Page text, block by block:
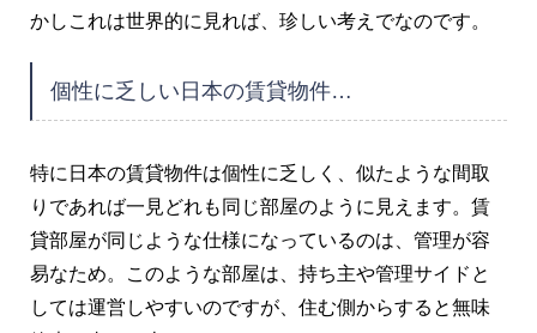
かしこれは世界的に見れば、珍しい考えでなのです。
個性に乏しい日本の賃貸物件…
特に日本の賃貸物件は個性に乏しく、似たような間取
りであれば一見どれも同じ部屋のように見えます。賃
貸部屋が同じような仕様になっているのは、管理が容
易なため。このような部屋は、持ち主や管理サイドと
しては運営しやすいのですが、住む側からすると無味